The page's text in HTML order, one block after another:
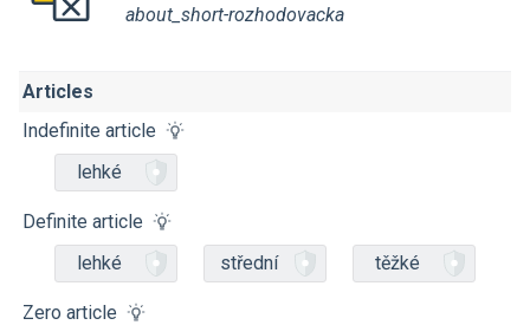
about_short-rozhodovacka
Articles
Indefinite article
lehké
Definite article
lehké
střední těžké
Zero article